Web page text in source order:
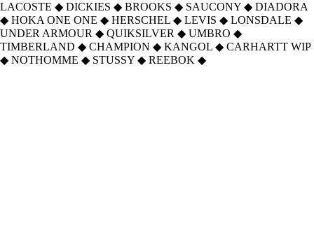
LACOSTE ◆ DICKIES ◆ BROOKS ◆ SAUCONY ◆ DIADORA
◆ HOKA ONE ONE ◆ HERSCHEL ◆ LEVIS ◆ LONSDALE ◆
UNDER ARMOUR ◆ QUIKSILVER ◆ UMBRO ◆
TIMBERLAND ◆ CHAMPION ◆ KANGOL ◆ CARHARTT WIP
◆ NOTHOMME ◆ STUSSY ◆ REEBOK ◆